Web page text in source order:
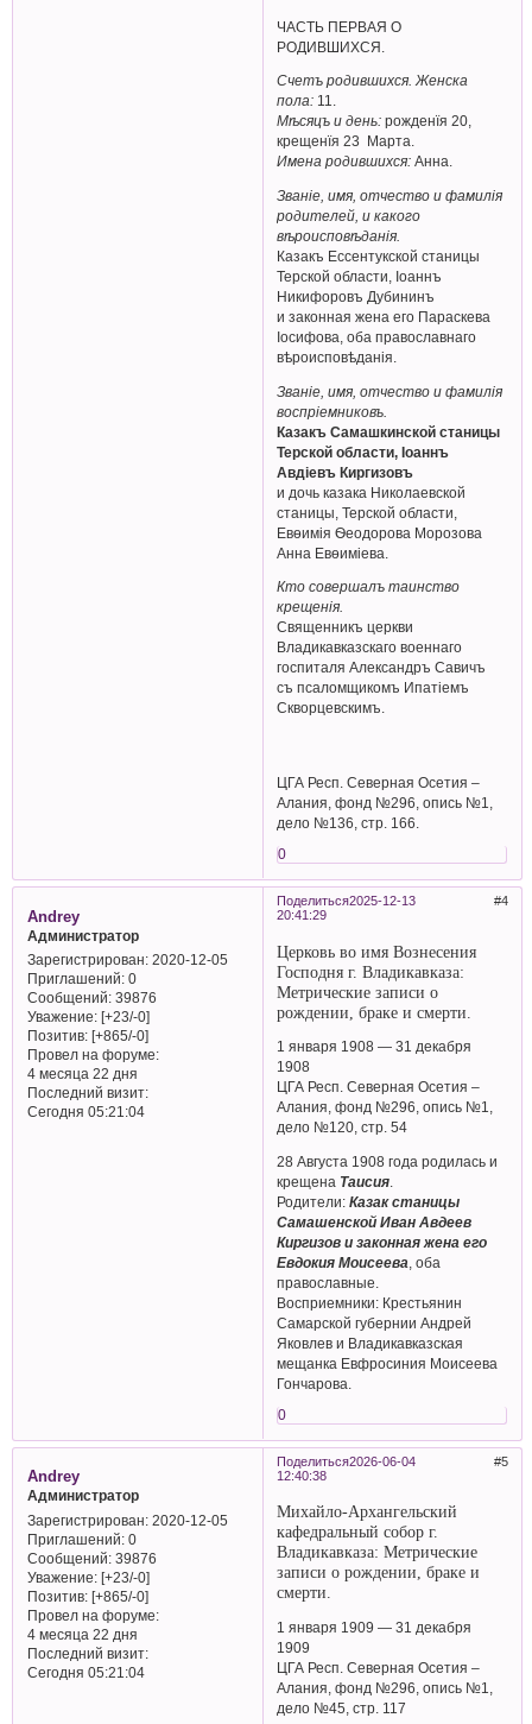
ЧАСТЬ ПЕРВАЯ О
РОДИВШИХСЯ.
Счетъ родившихся. Женска
пола: 11.
Мѣсяцъ и день: рожденїя 20,
крещенїя 23 Марта.
Имена родившихся: Анна.
Званіе, имя, отчество и фамилія
родителей, и какого
вѣроисповѣданія.
Казакъ Ессентукской станицы
Терской области, Iоаннъ
Никифоровъ Дубининъ
и законная жена его Параскева
Іосифова, оба православнаго
вѣроисповѣданія.
Званіе, имя, отчество и фамилія
воспріемниковъ.
Казакъ Самашкинской станицы
Терской области, Іоаннъ
Авдіевъ Киргизовъ
и дочь казака Николаевской
станицы, Терской области,
Евѳимія Ѳеодорова Морозова
Анна Евѳиміева.
Кто совершалъ таинство
крещенія.
Священникъ церкви
Владикавказскаго военнаго
госпиталя Александръ Савичъ
съ псаломщикомъ Ипатіемъ
Скворцевскимъ.
ЦГА Респ. Северная Осетия –
Алания, фонд №296, опись №1,
дело №136, стр. 166.
0
Поделиться 4
2025-12-13
20:41:29
Andrey
Администратор
Зарегистрирован: 2020-12-05
Приглашений:0
Сообщений:39876
Уважение: [+23/-0]
Позитив: [+865/-0]
Провел на форуме:
4 месяца 22 дня
Последний визит:
Сегодня 05:21:04
Церковь во имя Вознесения
Господня г. Владикавказа:
Метрические записи о
рождении, браке и смерти.
1 января 1908 — 31 декабря
1908
ЦГА Респ. Северная Осетия –
Алания, фонд №296, опись №1,
дело №120, стр. 54
28 Августа 1908 года родилась и
крещена Таисия
Родители:Казак станицы
Самашенской Иван Авдеев
Киргизов и законная жена его
Евдокия Моисеева , оба
православные.
Восприемники: Крестьянин
Самарской губернии Андрей
Яковлев и Владикавказская
мещанка Евфросиния Моисеева
Гончарова.
0
Поделиться 5
2026-06-04
12:40:38
Andrey
Администратор
Зарегистрирован: 2020-12-05
Приглашений:0
Сообщений:39876
Уважение: [+23/-0]
Позитив: [+865/-0]
Провел на форуме:
4 месяца 22 дня
Последний визит:
Сегодня 05:21:04
Михайло-Архангельский
кафедральный собор г.
Владикавказа: Метрические
записи о рождении, браке и
смерти.
1 января 1909 — 31 декабря
1909
ЦГА Респ. Северная Осетия –
Алания, фонд №296, опись №1,
дело №45, стр. 117